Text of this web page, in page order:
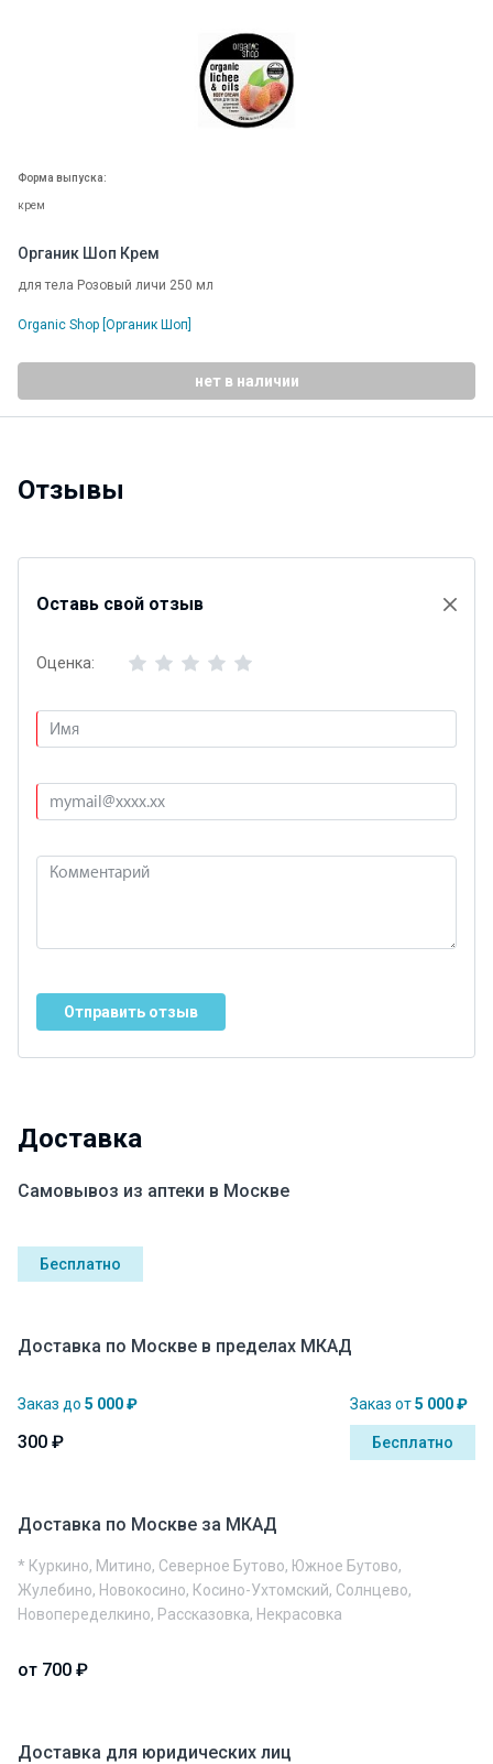
Форма выпуска:
крем
Органик Шоп Крем
для тела Розовый личи 250 мл
Organic Shop [Органик Шоп]
нет в наличии
Отзывы
Оставь свой отзыв
Оценка:
Отправить отзыв
Доставка
Самовывоз из аптеки в Москве
Бесплатно
Доставка по Москве в пределах МКАД
Заказ до 5 000 ₽
300 ₽
Заказ от5 000 ₽
Бесплатно
Доставка по Москве за МКАД
* Куркино, Митино, Северное Бутово, Южное Бутово,
Жулебино, Новокосино, Косино-Ухтомский, Солнцево,
Новопеределкино, Рассказовка, Некрасовка
от 700 ₽
Доставка для юридических лиц